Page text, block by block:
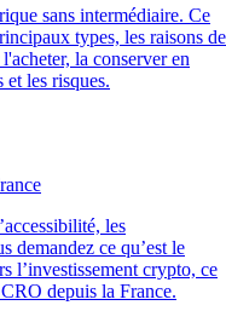
sans intermédiaire. Ce
types, les raisons de
la conserver en
et les risques.
les
demandez ce qu’est le
l’investissement crypto, ce
depuis la France.